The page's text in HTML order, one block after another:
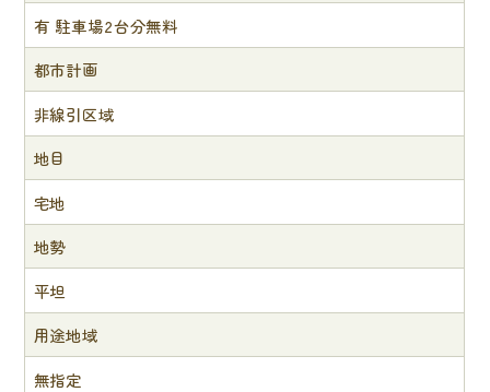
有 駐車場2台分無料
都市計画
非線引区域
地目
宅地
地勢
平坦
用途地域
無指定